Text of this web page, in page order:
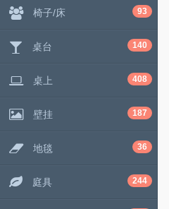
椅子/床 93
桌台 140
桌上 408
壁挂 187
地毯 36
庭具 244